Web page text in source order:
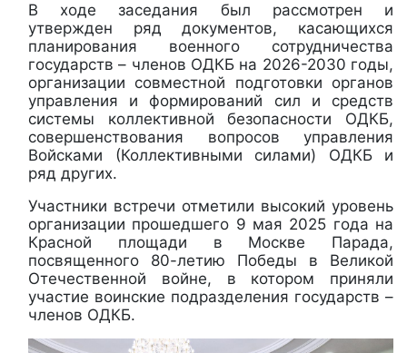
В ходе заседания был рассмотрен и
утвержден ряд документов, касающихся
планирования военного сотрудничества
государств – членов ОДКБ на 2026-2030 годы,
организации совместной подготовки органов
управления и формирований сил и средств
системы коллективной безопасности ОДКБ,
совершенствования вопросов управления
Войсками (Коллективными силами) ОДКБ и
ряд других.
Участники встречи отметили высокий уровень
организации прошедшего 9 мая 2025 года на
Красной площади в Москве Парада,
посвященного 80-летию Победы в Великой
Отечественной войне, в котором приняли
участие воинские подразделения государств –
членов ОДКБ.